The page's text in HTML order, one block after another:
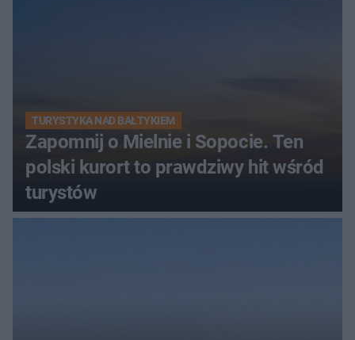
TURYSTYKA NAD BAŁTYKIEM
Zapomnij o Mielnie i Sopocie. Ten
polski kurort to prawdziwy hit wśród
turystów